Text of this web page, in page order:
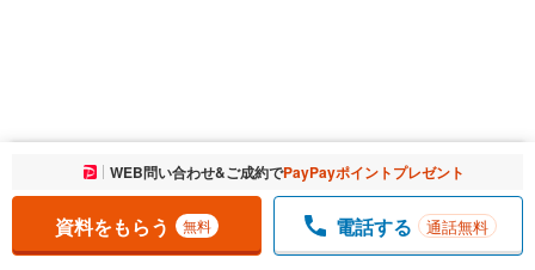
お気に入りに追加しました。 一覧を開く
WEB問い合わせ&ご成約でPayPayポイントプレゼント
資料をもらう 無料 電話する 通話無料